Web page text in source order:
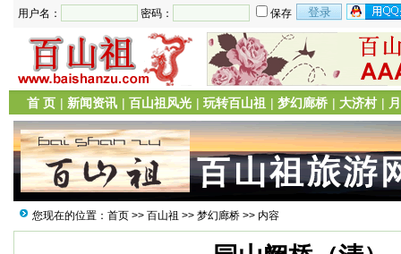
用户名： 密码： 保存
首 页 | 新闻资讯 | 百山祖风光 | 玩转百山祖 | 梦幻廊桥 | 大济村 |
您现在的位置： 首页 >> 百山祖 >> 梦幻廊桥 >> 内容